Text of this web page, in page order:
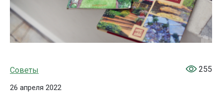
Советы
26 апреля 2022
255